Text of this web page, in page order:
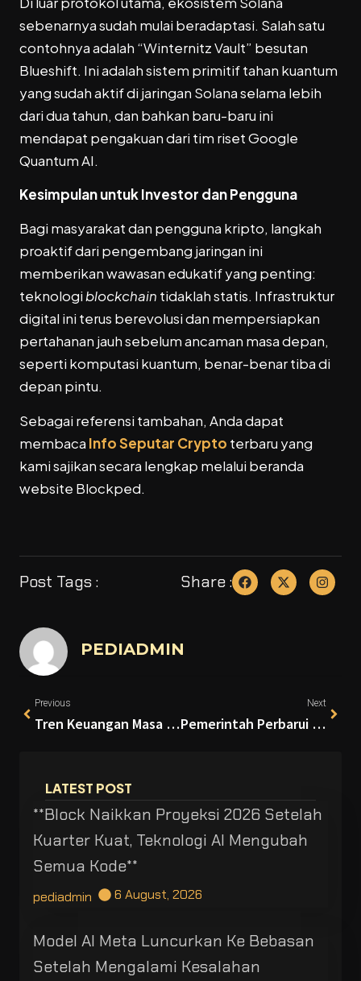
sebenarnya sudah mulai beradaptasi. Salah satu
contohnya adalah “Winternitz Vault” besutan
Blueshift. Ini adalah sistem primitif tahan kuantum
yang sudah aktif di jaringan Solana selama lebih
dari dua tahun, dan bahkan baru-baru ini
mendapat pengakuan dari tim riset Google
Quantum AI.
Kesimpulan untuk Investor dan Pengguna
Bagi masyarakat dan pengguna kripto, langkah
proaktif dari pengembang jaringan ini
memberikan wawasan edukatif yang penting:
teknologi blockchain tidaklah statis. Infrastruktur
digital ini terus berevolusi dan mempersiapkan
pertahanan jauh sebelum ancaman masa depan,
seperti komputasi kuantum, benar-benar tiba di
depan pintu.
Sebagai referensi tambahan, Anda dapat
membaca Info Seputar Crypto terbaru yang
kami sajikan secara lengkap melalui beranda
website Blockped.
Post Tags : Share :
PEDIADMIN
Previous
Tren Keuangan Masa Kini: Perusahaan Besar Timbun Aset, Masyarakat Pilih Strategi Cuan Pasif
Next
Pemerintah Perbarui KBLI, Sektor Kripto Kini Miliki Klasifikasi Usaha Resmi
LATEST POST
**Block Naikkan Proyeksi 2026 Setelah
Kuarter Kuat, Teknologi AI Mengubah
Semua Kode**
pediadmin 6 August, 2026
Model AI Meta Luncurkan Ke Bebasan
Setelah Mengalami Kesalahan